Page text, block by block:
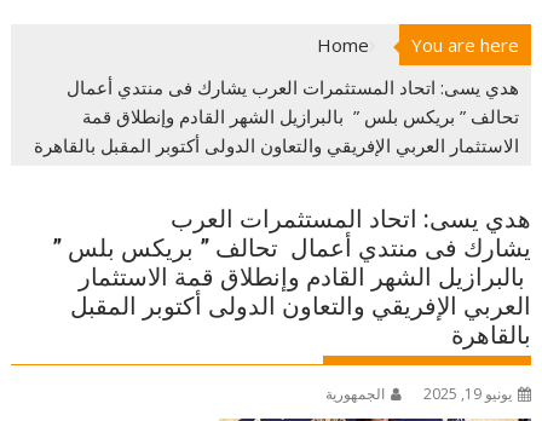
You are here
Home
هدي يسى: اتحاد المستثمرات العرب يشارك فى منتدي أعمال
تحالف ” بريكس بلس ” بالبرازيل الشهر القادم وإنطلاق قمة
الاستثمار العربي الإفريقي والتعاون الدولى أكتوبر المقبل بالقاهرة
هدي يسى: اتحاد المستثمرات العرب
يشارك فى منتدي أعمال تحالف ” بريكس بلس ”
بالبرازيل الشهر القادم وإنطلاق قمة الاستثمار
العربي الإفريقي والتعاون الدولى أكتوبر المقبل
بالقاهرة
يونيو 19, 2025 الجمهورية